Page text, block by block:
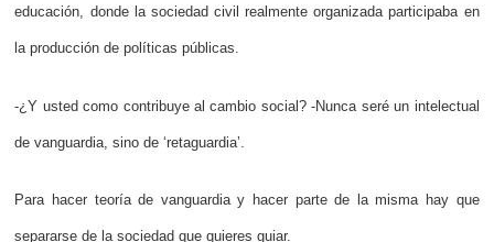
educación, donde la sociedad civil realmente organizada participaba en
la producción de políticas públicas.
-¿Y usted como contribuye al cambio social? -Nunca seré un intelectual
de vanguardia, sino de ‘retaguardia’.
Para hacer teoría de vanguardia y hacer parte de la misma hay que
separarse de la sociedad que quieres guiar.